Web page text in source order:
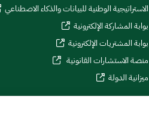
الاستراتيجية الوطنية للبيانات والذكاء الاصطناعي
بوابة المشاركة الإلكترونية
بوابة المشتريات الإلكترونية
منصة الاستشارات القانونية
ميزانية الدولة